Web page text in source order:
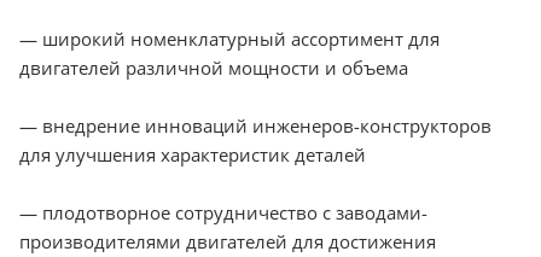
— широкий номенклатурный ассортимент для
двигателей различной мощности и объема
— внедрение инноваций инженеров-конструкторов
для улучшения характеристик деталей
— плодотворное сотрудничество с заводами-
производителями двигателей для достижения